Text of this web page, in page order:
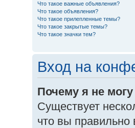
Что такое важные объявления?
Что такое объявления?
Что такое прилепленные темы?
Что такое закрытые темы?
Что такое значки тем?
Вход на
Почему я не
Существует
что вы правильно